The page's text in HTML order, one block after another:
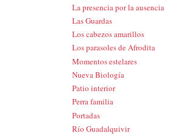
La presencia por la ausencia
Las Guardas
Los cabezos amarillos
Los parasoles de Afrodita
Momentos estelares
Nueva Biología
Patio interior
Perra familia
Portadas
Río Guadalquivir